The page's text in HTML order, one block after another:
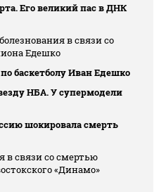
Его великий пас в ДНК
в связи со
Едешко
баскетболу Иван Едешко
НБА. У супермодели
шокировала смерть
в связи со смертью
«Динамо»